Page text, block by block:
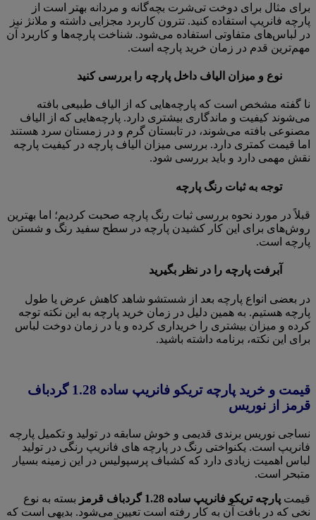
برای مثال برای دوخت تی‌شرت بچه‌گانه و مردانه بهتر است از
پارچه فانریپ استفاده کنید. تترون کاربرد مجزایی داشته و ملانژ نیز
در لباس‌های متفاوتی استفاده می‌شود. شناخت پارچه‌ها و کاربرد آن
مهم‌ترین قدم در زمان خرید پارچه است.
نوع و میزان الیاف داخل پارچه را بررسی کنید
نا گفته مشخص است که پارچه‌هایی که از الیاف طبیعی بافته
می‌شوند کیفیت و ماندگاری بیشتری دارد. پارچه‌هایی که از الیاف
مصنوعی بافته می‌شوند، در تابستان گرم و در زمستان سرد هستند
اما قیمت کمتری دارد. بررسی میزان الیاف پارچه در کیفیت پارچه
نقش مهمی دارد و باید بررسی شود.
توجه به ثبات رنگ پارچه
قبلاً در مورد نحوه بررسی ثبات رنگ پارچه صحبت کردیم؛ اما بهترین
روش‌های برای این کار کشیدن پارچه در سطح سفید رنگ و شستن
پارچه است.
آبرفت پارچه را در نظر بگیرید
در بعضی انواع پارچه بعد از شستشو شاهد کاهش عرض یا طول
پارچه هستیم. به همین دلیل در زمان خرید پارچه به این نکته توجه
کرده و میزان بیشتری را خریداری کرده و یا در زمان دوخت لباس
برای این نکته، برنامه داشته باشید.
قیمت و خرید پارچه تریکو فانریپ ساده 1.28 گردباف
قرمز از نوریس
نساجی نوریس برندی قدیمی و خوش سابقه در تولید و تکمیل پارچه
فانریپ است. یکنواختی رنگ در پارچه های فانریپ رنگی در تولید
لباس اهمیت زیادی دارد که کشباف پرسپولیس در این زمینه بسیار
متبحر است.
قیمت پارچه تریکو فانریپ ساده 1.28 گردباف قرمز
بسته به نوع
نخی که در بافت آن به کار رفته است تعیین می‌شود. بدیهی است که